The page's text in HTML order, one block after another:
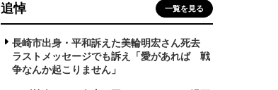
追悼 一覧を見る
長崎市出身・平和訴えた美輪明宏さん死去
ラストメッセージでも訴え「愛があれば 戦
争なんか起こりません」